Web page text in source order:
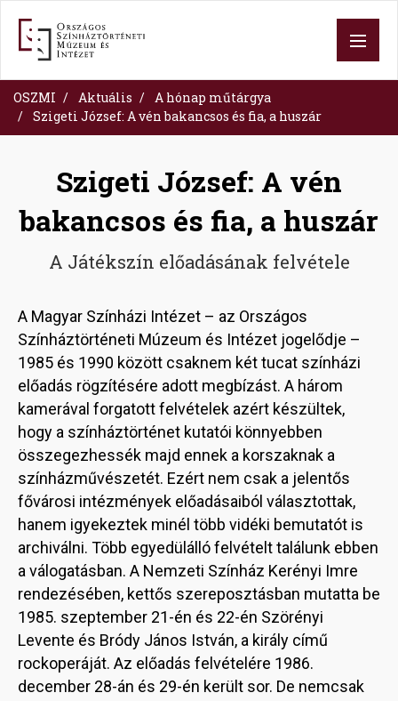
tartalomra
OSZMI Aktuális
A hónap műtárgya
Szigeti József: A vén bakancsos és fia, a huszár
Szigeti József: A vén
bakancsos és fia, a huszár
A Játékszín előadásának felvétele
A Magyar Színházi Intézet – az Országos
Színháztörténeti Múzeum és Intézet jogelődje –
1985 és 1990 között csaknem két tucat színházi
előadás rögzítésére adott megbízást. A három
kamerával forgatott felvételek azért készültek,
hogy a színháztörténet kutatói könnyebben
összegezhessék majd ennek a korszaknak a
színházművészetét. Ezért nem csak a jelentős
fővárosi intézmények előadásaiból választottak,
hanem igyekeztek minél több vidéki bemutatót is
archiválni. Több egyedülálló felvételt találunk ebben
a válogatásban. A Nemzeti Színház Kerényi Imre
rendezésében, kettős szereposztásban mutatta be
1985. szeptember 21-én és 22-én Szörényi
Levente és Bródy János István, a király című
rockoperáját. Az előadás felvételére 1986.
december 28-án és 29-én került sor. De nemcsak